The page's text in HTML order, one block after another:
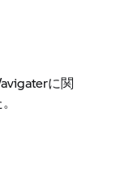
に関